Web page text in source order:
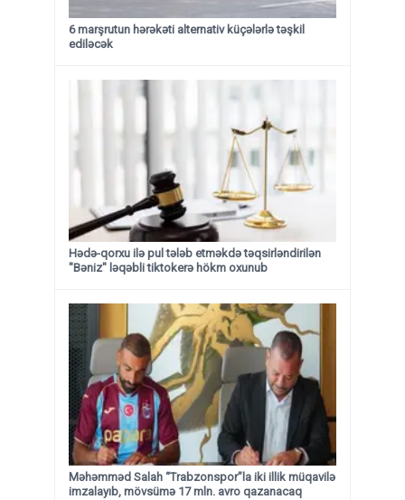
6 marşrutun hərəkəti alternativ küçələrlə təşkil
ediləcək
Hədə-qorxu ilə pul tələb etməkdə təqsirləndirilən
"Bəniz" ləqəbli tiktokerə hökm oxunub
Məhəmməd Salah “Trabzonspor”la iki illik müqavilə
imzalayıb, mövsümə 17 mln. avro qazanacaq